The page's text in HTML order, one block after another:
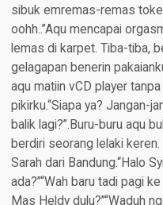
sibuk emremas-remas
oohh..”Aqu mencapai
lemas di karpet. Tiba-tiba,
gelagapan benerin
aqu matiin vCD player tanpa
pikirku.“Siapa ya? Jangan-
balik lagi?”.Buru-buru aqu
berdiri seorang lelaki
Sarah dari Bandung.“Halo
ada?”“Wah baru tadi pagi
Mas Heldy dulu?”“Waduh